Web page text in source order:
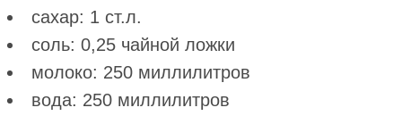
сахар: 1 ст.л.
соль: 0,25 чайной ложки
молоко: 250 миллилитров
вода: 250 миллилитров